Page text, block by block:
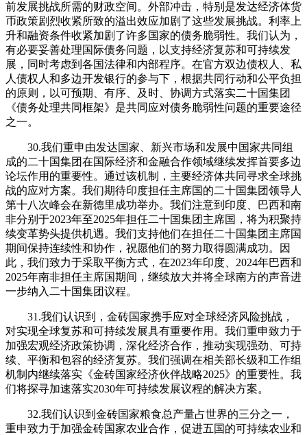
前发展挑战所需的财政空间。外部冲击，特别是发达经济体货
币政策剧烈收紧所致的溢出效应加剧了这些发展挑战。利率上
升和融资条件收紧加剧了许多国家的债务脆弱性。我们认为，
有必要妥善处理国际债务问题，以支持经济复苏和可持续发
展，同时考虑到各国法律和内部程序。在官方双边债权人、私
人债权人和多边开发银行的参与下，根据共同行动和公平负担
的原则，以可预期、有序、及时、协调方式落实二十国集团
《债务处理共同框架》是共同应对债务脆弱性问题的重要途径
之一。
30.我们重申由发达国家、新兴市场和发展中国家共同组
成的二十国集团在国际经济和金融合作领域继续发挥首要多边
论坛作用的重要性。通过该机制，主要经济体共同寻求全球挑
战的应对方案。我们期待印度担任主席国的二十国集团领导人
第十八次峰会在新德里成功举办。我们注意到印度、巴西和南
非分别于2023年至2025年担任二十国集团主席国，将为积聚持
续变革势头提供机遇。我们支持他们在担任二十国集团主席国
期间保持连续性和协作，祝愿他们的努力取得圆满成功。因
此，我们致力于采取平衡方式，在2023年印度、2024年巴西和
2025年南非担任主席国期间，继续放大并将全球南方的声音进
一步纳入二十国集团议程。
31.我们认识到，金砖国家携手应对全球经济风险挑战，
对实现全球复苏和可持续发展具有重要作用。我们重申致力于
加强宏观经济政策协调，深化经济合作，推动实现强劲、可持
续、平衡和包容的经济复苏。我们强调在相关部长级和工作组
机制内继续落实《金砖国家经济伙伴战略2025》的重要性。我
们将探寻加速落实2030年可持续发展议程的解决方案。
32.我们认识到金砖国家粮食总产量占世界的三分之一，
重申致力于加强金砖国家农业合作，促进五国的可持续农业和